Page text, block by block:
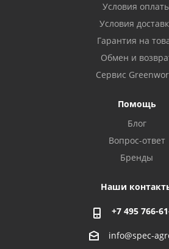
Условия
Условия
Гарантия на
Обмен и
Сервис
Помощь
Блог
Вопрос-ответ
Бренды
Наши
+7 495 766-
info@spec-